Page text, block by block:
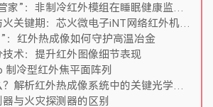
：非制冷红外模组在睡眠健康监测中的应用
期：芯火微电子iNT网络红外机芯助力火灾早期监测
：红外热成像如何守护高温冶金
术：提升红外图像细节表现
制冷型红外焦平面阵列
解析红外热成像系统中的关键光学组件
与火灾探测器的区别